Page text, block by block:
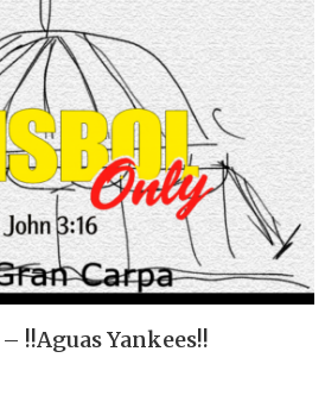
!!Aguas Yankees!!